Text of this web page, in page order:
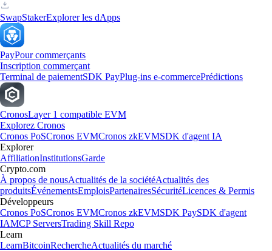
SwapStakerExplorer les dApps
PayPour commerçants
Inscription commerçant
Terminal de paiementSDK PayPlug-ins e-commercePrédictions
CronosLayer 1 compatible EVM
Explorez Cronos
Cronos PoSCronos EVMCronos zkEVMSDK d'agent IA
Explorer
AffiliationInstitutionsGarde
Crypto.com
À propos de nousActualités de la sociétéActualités des
produitsÉvénementsEmploisPartenairesSécuritéLicences & Permis
Développeurs
Cronos PoSCronos EVMCronos zkEVMSDK PaySDK d'agent
IAMCP ServersTrading Skill Repo
Learn
LearnBitcoinRechercheActualités du marché